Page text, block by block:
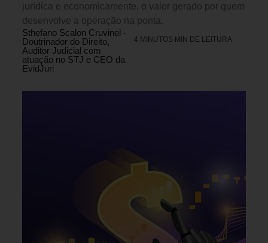
jurídica e economicamente, o valor gerado por quem
desenvolve a operação na ponta.
Sthefano Scalon Cruvinel -
Doutrinador do Direito,
Auditor Judicial com
atuação no STJ e CEO da
EvidJuri
4 MINUTOS MIN DE LEITURA